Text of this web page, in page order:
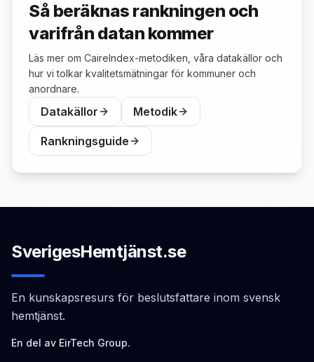
Så beräknas rankningen och
varifrån datan kommer
Läs mer om CaireIndex-metodiken, våra datakällor och
hur vi tolkar kvalitetsmätningar för kommuner och
anordnare.
Datakällor Metodik
Rankningsguide
SverigesHemtjänst.se
En kunskapsresurs för beslutsfattare inom svensk
hemtjänst.
En del av EirTech Group.